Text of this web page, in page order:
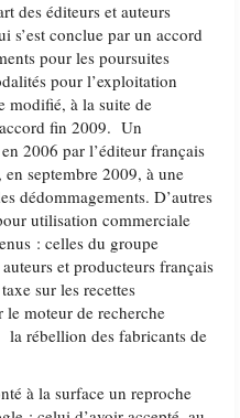
des éditeurs et auteurs
s’est conclue par un accord
pour les poursuites
pour l’exploitation
modifié, à la suite de
fin 2009. Un
2006 par l’éditeur français
septembre 2009, à une
dédommagements. D’autres
utilisation commerciale
: celles du groupe
et producteurs français
sur les recettes
le moteur de recherche
rébellion des fabricants de
à la surface un reproche